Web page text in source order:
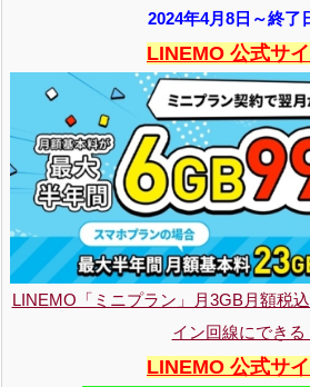
2024年4月8日～終了
LINEMO 公式サ
LINEMO「ミニプラン」月3GB月額税
イン回線にできる
LINEMO 公式サ